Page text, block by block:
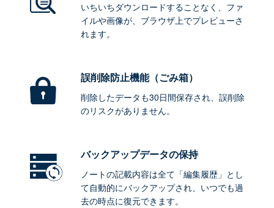
いちいちダウンロードすることなく、ファ
イルや画像が、ブラウザ上でプレビューさ
れます。
誤削除防止機能（ごみ箱）
削除したデータも30日間保存され、誤削除
のリスクがありません。
バックアップデータの保持
ノートの記載内容は全て「編集履歴」とし
て自動的にバックアップされ、いつでも過
去の時点に復元できます。